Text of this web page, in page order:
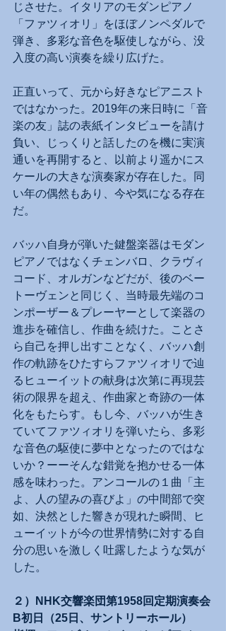
じさせた。イタリアのモダンピアノ
「ファツィオリ」をほぼノンペダルで
弾き、多彩な音色を駆使しながら、没
入度の高い演奏を繰り広げた。
正直いって、元から好きなピアニスト
ではなかった。2019年の来日時に「音
楽の友」誌の表紙インタビューを請け
負い、じっくりと話したのを機に実演
通いを再開すると、以前より遥かにス
ケールの大きな演奏家が存在した。同
い年の偶然もあり、今や気になる存在
だ。
バッハ自身が弾いた鍵盤楽器はモダン
ピアノではなくチェンバロ、クラヴィ
コード、オルガンなどだが、後のベー
トーヴェンと同じく、当時最先端のコ
ンポーザー＆プレーヤーとして楽器の
進歩を確信し、作曲を続けた。ことさ
ら自己を押し出すことなく、バッハ創
作の軌跡をひたすらファツィオリで辿
るヒューイットの献身は次第に再現芸
術の限界を超え、作曲家と奇跡の一体
化をもたらす。もし今、バッハが生き
ていてファツィオリを弾いたら、多彩
な音色の駆使に夢中となったのではな
いか？ーーそんな錯覚を抱かせる一体
感を味わった。アンコールの１曲「主
よ、人の望みの喜びよ」の中間部で突
如、決然とした響きが現れた瞬間、ヒ
ューイットが今の世界情勢に対する自
分の思いを激しく吐露したような気が
した。
２）NHK交響楽団第1958回定期演奏会
B初日（25日、サントリーホール）